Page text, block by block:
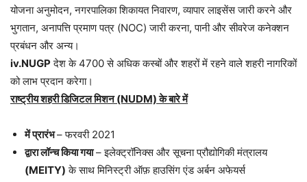
योजना अनुमोदन, नगरपालिका शिकायत निवारण, व्यापार लाइसेंस जारी करने और
भुगतान, अनापत्ति प्रमाण पत्र (NOC) जारी करना, पानी और सीवरेज कनेक्शन
प्रबंधन और अन्य।
iv.NUGP देश के 4700 से अधिक कस्बों और शहरों में रहने वाले शहरी नागरिकों
को लाभ प्रदान करेगा।
राष्ट्रीय शहरी डिजिटल मिशन (NUDM) के बारे में
में प्रारंभ– फरवरी 2021
द्वारा लॉन्च किया गया– इलेक्ट्रॉनिक्स और सूचना प्रौद्योगिकी मंत्रालय
(MEITY) के साथ मिनिस्ट्री ऑफ़ हाउसिंग एंड अर्बन अफेयर्स